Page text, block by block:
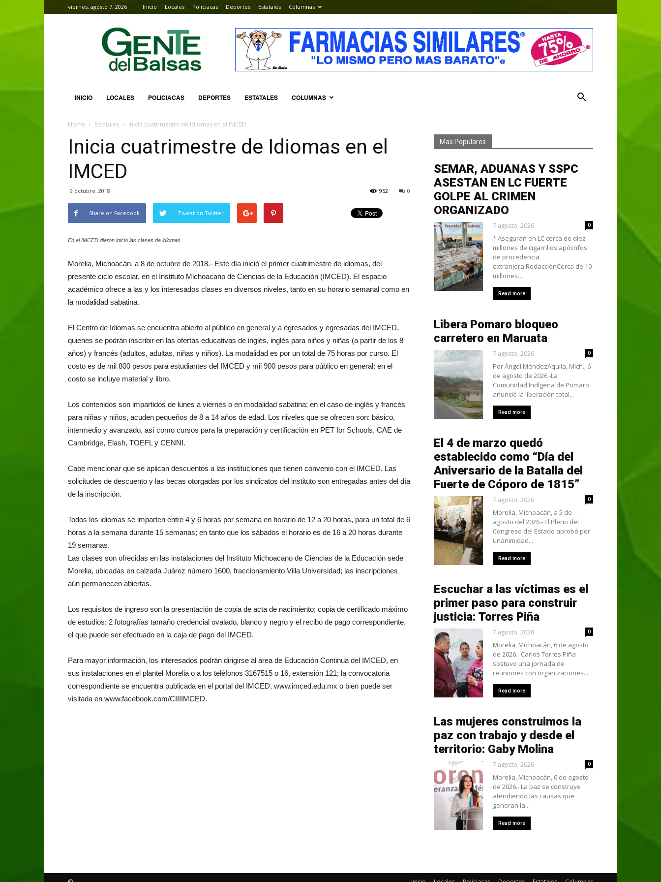
viernes, agosto 7, 2026 Inicio Locales Policiacas Deportes Estatales Columnas
Gente
del
Balsas
INICIO LOCALES POLICIACAS DEPORTES ESTATALES COLUMNAS
Home Estatales Inicia cuatrimestre de Idiomas en el IMCED
Inicia cuatrimestre de Idiomas en el
IMCED
9 octubre, 2018 0
952
Share on Facebook Tweet on Twitter
En el IMCED dieron inicio las clases de idiomas.
Morelia, Michoacán, a 8 de octubre de 2018.- Este día inició el primer cuatrimestre de idiomas, del
presente ciclo escolar, en el Instituto Michoacano de Ciencias de la Educación (IMCED). El espacio
académico ofrece a las y los interesados clases en diversos niveles, tanto en su horario semanal como en
la modalidad sabatina.
El Centro de Idiomas se encuentra abierto al público en general y a egresados y egresadas del IMCED,
quienes se podrán inscribir en las ofertas educativas de inglés, inglés para niños y niñas (a partir de los 8
años) y francés (adultos, adultas, niñas y niños). La modalidad es por un total de 75 horas por curso. El
costo es de mil 800 pesos para estudiantes del IMCED y mil 900 pesos para público en general; en el
costo se incluye material y libro.
Los contenidos son impartidos de lunes a viernes o en modalidad sabatina; en el caso de inglés y francés
para niñas y niños, acuden pequeños de 8 a 14 años de edad. Los niveles que se ofrecen son: básico,
intermedio y avanzado, así como cursos para la preparación y certificación en PET for Schools, CAE de
Cambridge, Elash, TOEFL y CENNI.
Cabe mencionar que se aplican descuentos a las instituciones que tienen convenio con el IMCED. Las
solicitudes de descuento y las becas otorgadas por los sindicatos del instituto son entregadas antes del día
de la inscripción.
Todos los idiomas se imparten entre 4 y 6 horas por semana en horario de 12 a 20 horas, para un total de 6
horas a la semana durante 15 semanas; en tanto que los sábados el horario es de 16 a 20 horas durante
19 semanas.
Las clases son ofrecidas en las instalaciones del Instituto Michoacano de Ciencias de la Educación sede
Morelia, ubicadas en calzada Juárez número 1600, fraccionamiento Villa Universidad; las inscripciones
aún permanecen abiertas.
Los requisitos de ingreso son la presentación de copia de acta de nacimiento; copia de certificado máximo
de estudios; 2 fotografías tamaño credencial ovalado, blanco y negro y el recibo de pago correspondiente,
el que puede ser efectuado en la caja de pago del IMCED.
Para mayor información, los interesados podrán dirigirse al área de Educación Continua del IMCED, en
sus instalaciones en el plantel Morelia o a los teléfonos 3167515 o 16, extensión 121; la convocatoria
correspondiente se encuentra publicada en el portal del IMCED, www.imced.edu.mx o bien puede ser
visitada en www.facebook.com/CIIIIMCED.
Mas Populares
SEMAR, ADUANAS Y SSPC
ASESTAN EN LC FUERTE
GOLPE AL CRIMEN
ORGANIZADO
7 agosto, 2026 0
* Aseguran en LC cerca de diez
millones de cigarrillos apócrifos
de procedencia
extranjera.RedacciónCerca de 10
millones...
Read more
Libera Pomaro bloqueo
carretero en Maruata
7 agosto, 2026 0
Por Ángel MéndezAquila, Mich., 6
de agosto de 2026.-La
Comunidad Indígena de Pomaro
anunció la liberación total...
Read more
El 4 de marzo quedó
establecido como “Día del
Aniversario de la Batalla del
Fuerte de Cóporo de 1815”
7 agosto, 2026 0
Morelia, Michoacán, a 5 de
agosto del 2026.- El Pleno del
Congreso del Estado aprobó por
unanimidad...
Read more
Escuchar a las víctimas es el
primer paso para construir
justicia: Torres Piña
7 agosto, 2026 0
Morelia, Michoacán, 6 de agosto
de 2026.- Carlos Torres Piña
sostuvo una jornada de
reuniones con organizaciones...
Read more
Las mujeres construimos la
paz con trabajo y desde el
territorio: Gaby Molina
7 agosto, 2026 0
Morelia, Michoacán, 6 de agosto
de 2026.- La paz se construye
atendiendo las causas que
generan la...
Read more